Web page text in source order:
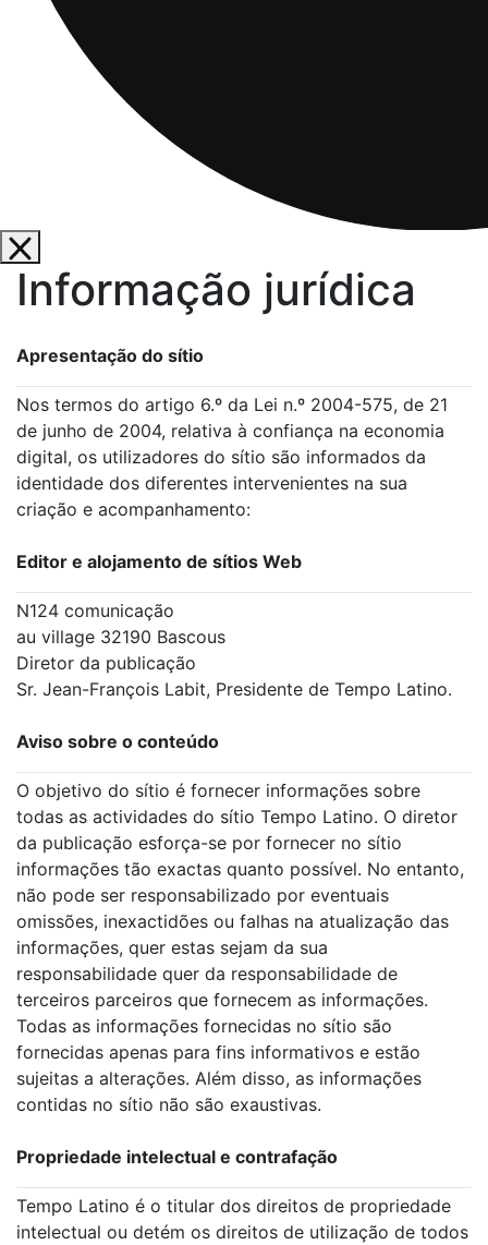
Informação jurídica
Apresentação do sítio
Nos termos do artigo 6.º da Lei n.º 2004-575, de 21
de junho de 2004, relativa à confiança na economia
digital, os utilizadores do sítio são informados da
identidade dos diferentes intervenientes na sua
criação e acompanhamento:
Editor e alojamento de sítios Web
N124 comunicação
au village 32190 Bascous
Diretor da publicação
Sr. Jean-François Labit, Presidente de Tempo Latino.
Aviso sobre o conteúdo
O objetivo do sítio é fornecer informações sobre
todas as actividades do sítio Tempo Latino. O diretor
da publicação esforça-se por fornecer no sítio
informações tão exactas quanto possível. No entanto,
não pode ser responsabilizado por eventuais
omissões, inexactidões ou falhas na atualização das
informações, quer estas sejam da sua
responsabilidade quer da responsabilidade de
terceiros parceiros que fornecem as informações.
Todas as informações fornecidas no sítio são
fornecidas apenas para fins informativos e estão
sujeitas a alterações. Além disso, as informações
contidas no sítio não são exaustivas.
Propriedade intelectual e contrafação
Tempo Latino é o titular dos direitos de propriedade
intelectual ou detém os direitos de utilização de todos